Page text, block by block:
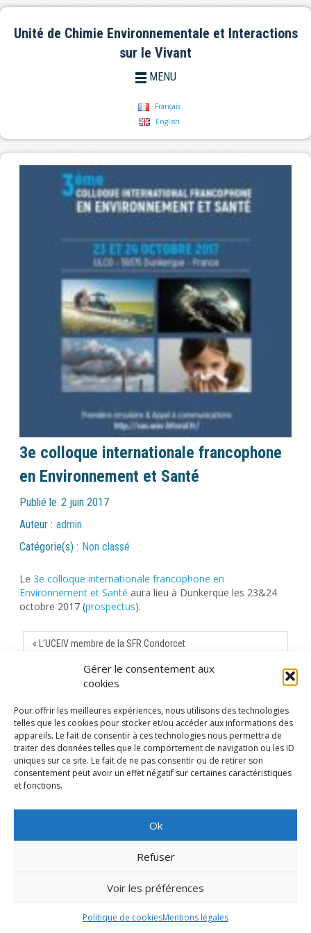
Gérer le consentement aux
cookies
Pour offrir les meilleures expériences, nous utilisons des technologies
telles que les cookies pour stocker et/ou accéder aux informations des
appareils. Le fait de consentir à ces technologies nous permettra de
traiter des données telles que le comportement de navigation ou les ID
uniques sur ce site. Le fait de ne pas consentir ou de retirer son
consentement peut avoir un effet négatif sur certaines caractéristiques
et fonctions.
Ok
Refuser
Voir les préférences
Politique de cookiesMentions légales
Unité de Chimie Environnementale et Interactions
sur le Vivant
MENU
Français
English
3e colloque internationale francophone
en Environnement et Santé
Publié le 2 juin 2017
Auteur : admin
Catégorie(s) : Non classé
Le 3e colloque internationale francophone en
Environnement et Santé aura lieu à Dunkerque les 23&24
octobre 2017 (prospectus).
« L’UCEIV membre de la SFR Condorcet
12ème conférence de l’EFPP et le 10ème colloque de la SFP »
MENTIONS LÉGALES
RÉALISATION SCOSI - PÔLE IPM
UNIVERSITÉ DU LITTORAL CÔTE D’OPALE